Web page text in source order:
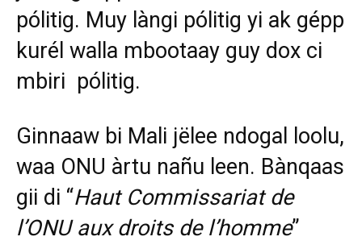
pólitig. Muy làngi pólitig yi ak gépp
kurél walla mbootaay guy dox ci
mbiri pólitig.
Ginnaaw bi Mali jëlee ndogal loolu,
waa ONU àrtu nañu leen. Bànqaas
gii di “Haut Commissariat de
l’ONU aux droits de l’homme”